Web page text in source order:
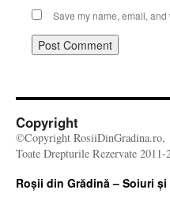
Save my name, email,
Copyright
©Copyright RosiiDinGradina.ro,
Toate Drepturile Rezervate 2011-
Roșii din Grădină – Soiuri